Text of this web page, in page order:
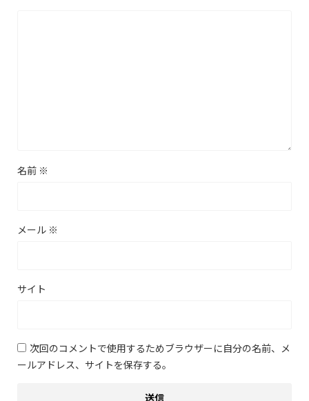
名前 ※
メール ※
サイト
次回のコメントで使用するためブラウザーに自分の名前、メ
ールアドレス、サイトを保存する。